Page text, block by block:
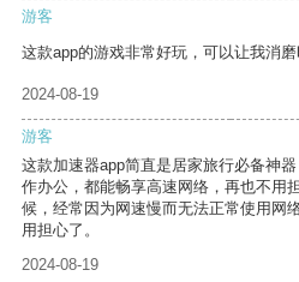
游客
这款app的游戏非常好玩，可以让我消磨
2024-08-19
游客
这款加速器app简直是居家旅行必备神
作办公，都能畅享高速网络，再也不用
候，经常因为网速慢而无法正常使用网
用担心了。
2024-08-19